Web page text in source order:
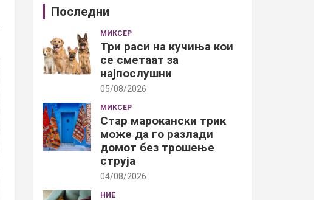
Последни
МИКСЕР
Три раси на кучиња кои
се сметаат за
најпослушни
05/08/2026
МИКСЕР
Стар марокански трик
може да го разлади
домот без трошење
струја
04/08/2026
НИЕ